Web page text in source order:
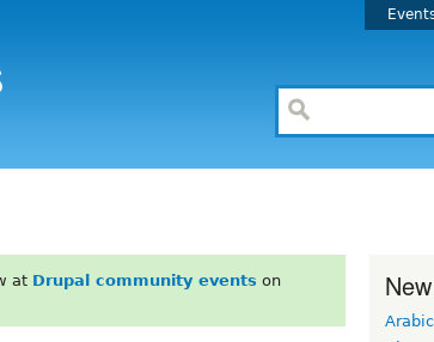
at Drupal community events on
Arabic